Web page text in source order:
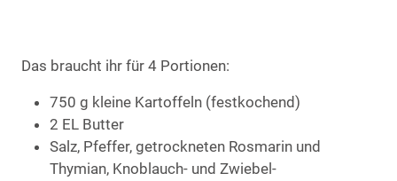
Das braucht ihr für 4 Portionen:
750 g kleine Kartoffeln (festkochend)
2 EL Butter
Salz, Pfeffer, getrockneten Rosmarin und
Thymian, Knoblauch- und Zwiebel-